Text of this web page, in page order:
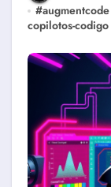
#augmentcode
copilotos-codigo